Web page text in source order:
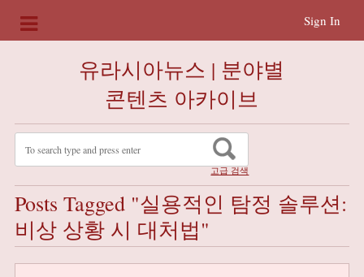
Sign In
유라시아뉴스 | 분야별
콘텐츠 아카이브
고급 검색
Posts Tagged "실용적인 탐정 솔루션:
비상 상황 시 대처법"